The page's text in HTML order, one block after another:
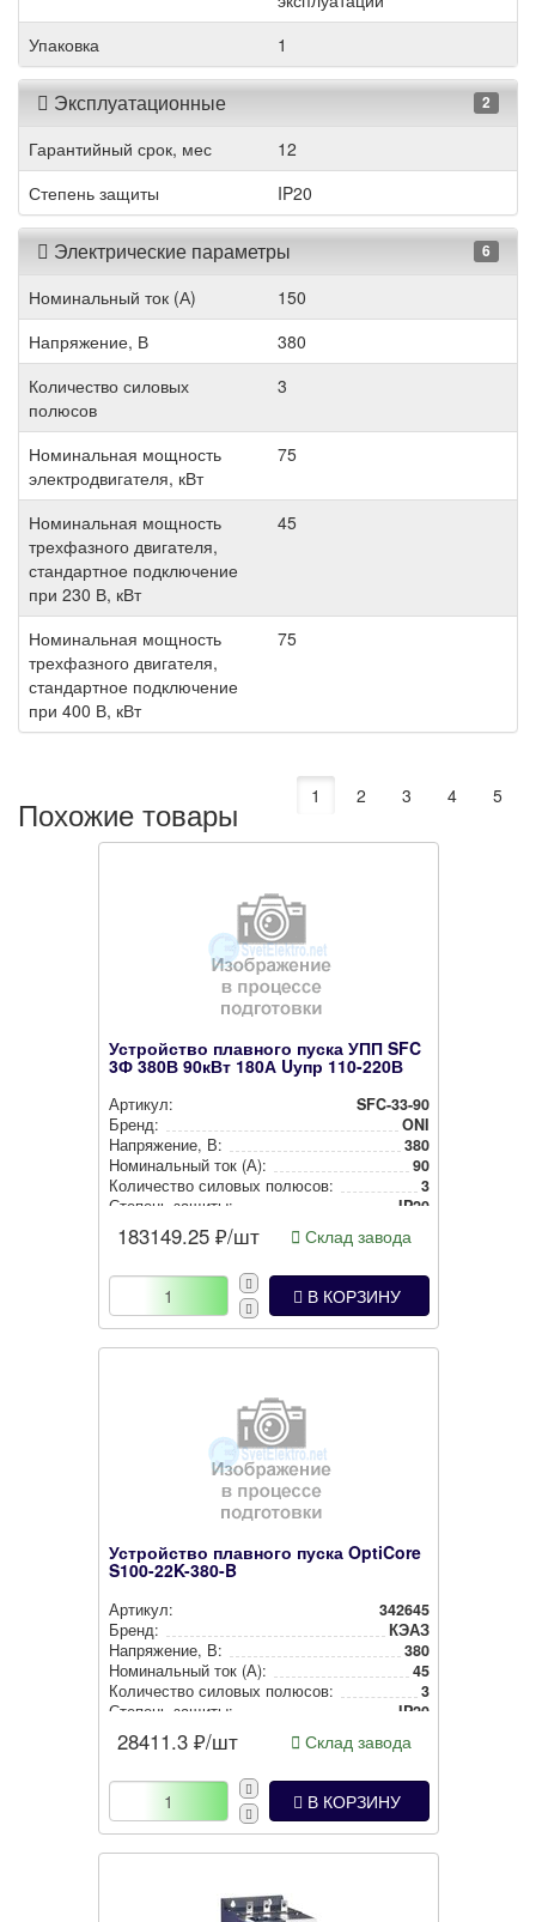
Упаковка
1
Эксплуатационные 2
Гарантийный срок, мес
12
Степень защиты
IP20
Электрические параметры 6
Номинальный ток (А)
150
Напряжение, В
380
Количество силовых
полюсов
3
Номинальная мощность
электродвигателя, кВт
75
Номинальная мощность
трехфазного двигателя,
стандартное подключение
при 230 В, кВт
45
Номинальная мощность
трехфазного двигателя,
стандартное подключение
при 400 В, кВт
75
Похожие товары 1 2 3 4 5
Устройство плавного пуска УПП SFC
3Ф 380В 90кВт 180А Uупр 110-220В
Артикул:
SFC-33-90
Бренд:
ONI
Нап­ря­же­ние, В:
380
Номи­наль­ный ток (А):
90
Количество силовых полюсов:
3
Степень защиты:
IP20
Встроенная защита от перегрузки двигателя:
183149.25 ₽/шт Склад завода
В КОРЗИНУ
Устройство плавного пуска OptiCore
S100-22K-380-B
Артикул:
342645
Бренд:
КЭАЗ
Нап­ря­же­ние, В:
380
Номи­наль­ный ток (А):
45
Количество силовых полюсов:
3
Степень защиты:
IP20
Встроенная защита от перегрузки двигателя:
28411.3 ₽/шт Склад завода
В КОРЗИНУ